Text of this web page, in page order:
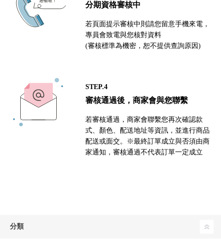
分期資格審核中
若頁面提示審核中則請您留意手機來電，
專員會致電與您核對資料
(審核標準為機密，恕不提供查詢原因)
STEP.4
審核通過後，商家會與您聯繫
若審核通過，商家會聯繫您再次確認款
式、顏色、配送地址等資訊，並進行商品
配送或面交。※最終訂單成立與否須由商
家通知，審核通過不代表訂單一定成立
分類